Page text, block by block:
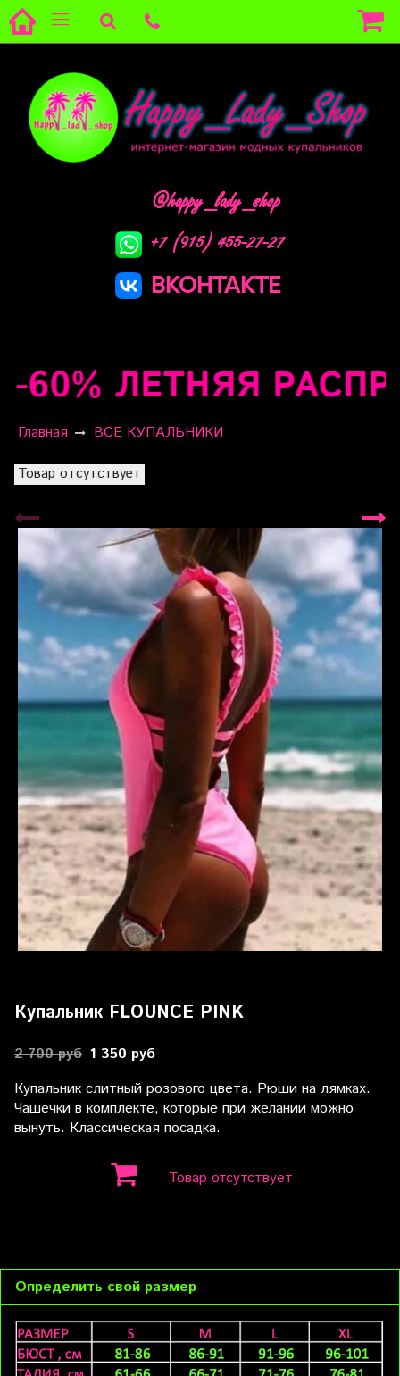
@happy_lady_shop
+7 (915) 455-27-27
ВКОНТАКТЕ
ЛЕТНЯЯ
Главная ВСЕ КУПАЛЬНИКИ
Товар отсутствует
Купальник FLOUNCE PINK
2 700 руб 1 350 руб
Купальник слитный розового цвета. Рюши на лямках.
Чашечки в комплекте, которые при желании можно
вынуть. Классическая посадка.
Товар отсутствует
Определить свой размер